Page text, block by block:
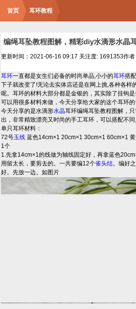
首页 耳环教程
更新时间：2021-06-16 09:17 关注度: 1691353作
耳环一直都是女生们必备的时尚单品,小小的耳环搭
下子就改变了!无论去实体店还是在网上挑,各种各样
呢。耳环的材料大部分都是金银的，其实除了挂钩
可以用很多材料来做，今天分享给大家的这个耳环的
今天分享的是水滴形水晶耳环编绳耳坠教程图解，
出，非常精致漂亮又时尚的手工耳环，可以搭配不同
单只耳环材料：
72号玉线 蓝色14cm×1 20cm×1 30cm×1 60cm×1
1个
1.先拿14cm×1的线做为轴线固定好，再拿蓝色
用留太长，要剪去的。一共要编12个雀头结。编好
好。先放一边。如图片